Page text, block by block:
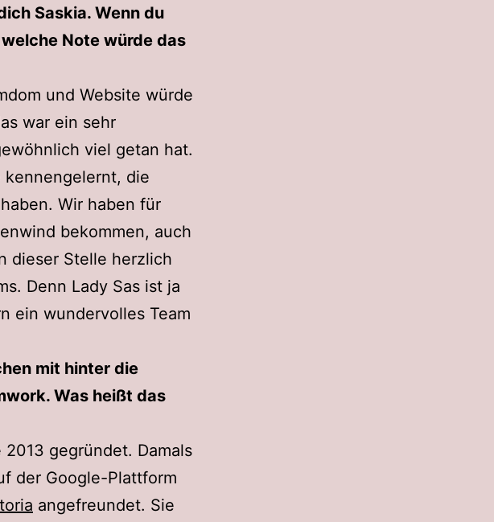
Saskia. Wenn du
Note würde das
und Website würde
war ein sehr
viel getan hat.
kennengelernt, die
Wir haben für
bekommen, auch
dieser Stelle herzlich
Denn Lady Sas ist ja
ein wundervolles Team
mit hinter die
Was heißt das
gegründet. Damals
der Google-Plattform
angefreundet. Sie